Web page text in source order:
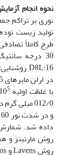
نحوه انجام
نوری بر تراکم
تولید زیست
D8L:16 روشنایی: تاریکی) انجام شد. جلبک
با غلظت اولیه 105
داده شد. شمارش